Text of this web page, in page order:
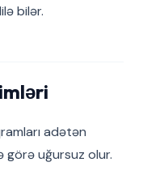
bilər.
adətən
görə uğursuz olur.